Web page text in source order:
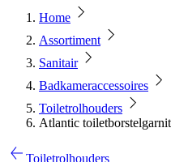
Home
Assortiment
Sanitair
Badkameraccessoires
Toiletrolhouders
Atlantic
Toiletrolhouders